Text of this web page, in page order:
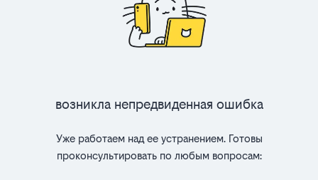
Возникла непредвиденная ошибка
Уже работаем над ее устранением. Готовы
проконсультировать по любым вопросам: